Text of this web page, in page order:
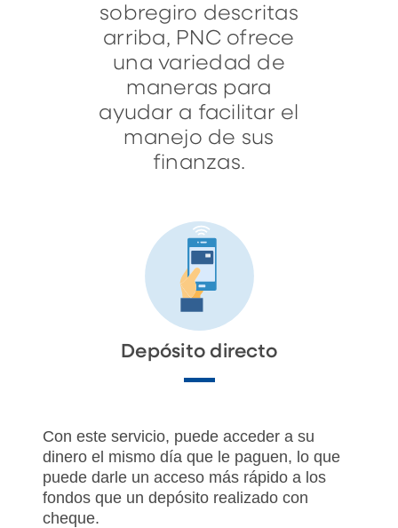
sobregiro descritas
arriba, PNC ofrece
una variedad de
maneras para
ayudar a facilitar el
manejo de sus
finanzas.
Depósito directo
Con este servicio, puede acceder a su
dinero el mismo día que le paguen, lo que
puede darle un acceso más rápido a los
fondos que un depósito realizado con
cheque.